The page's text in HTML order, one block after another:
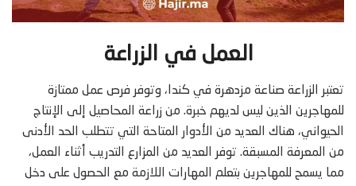
العمل في الزراعة
تعتبر الزراعة صناعة مزدهرة في كندا، وتوفر فرص عمل ممتازة
للمهاجرين الذين ليس لديهم خبرة. من زراعة المحاصيل إلى الإنتاج
الحيواني، هناك العديد من الأدوار المتاحة التي تتطلب الحد الأدنى
من المعرفة المسبقة. توفر العديد من المزارع التدريب أثناء العمل،
مما يسمح للمهاجرين بتعلم المهارات اللازمة مع الحصول على دخل